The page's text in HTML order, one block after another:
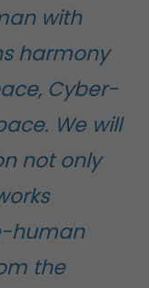
with
harmony
Cyber-
We will
not only
human
the